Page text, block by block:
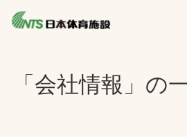
ニュース
「会社情報」の